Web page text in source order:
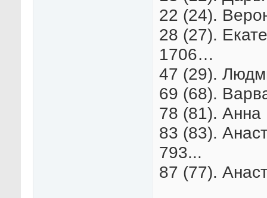
22 (24).
28 (27).
1706…
47 (29).
69 (68).
78 (81). Анна
83 (83).
793...
87 (77).